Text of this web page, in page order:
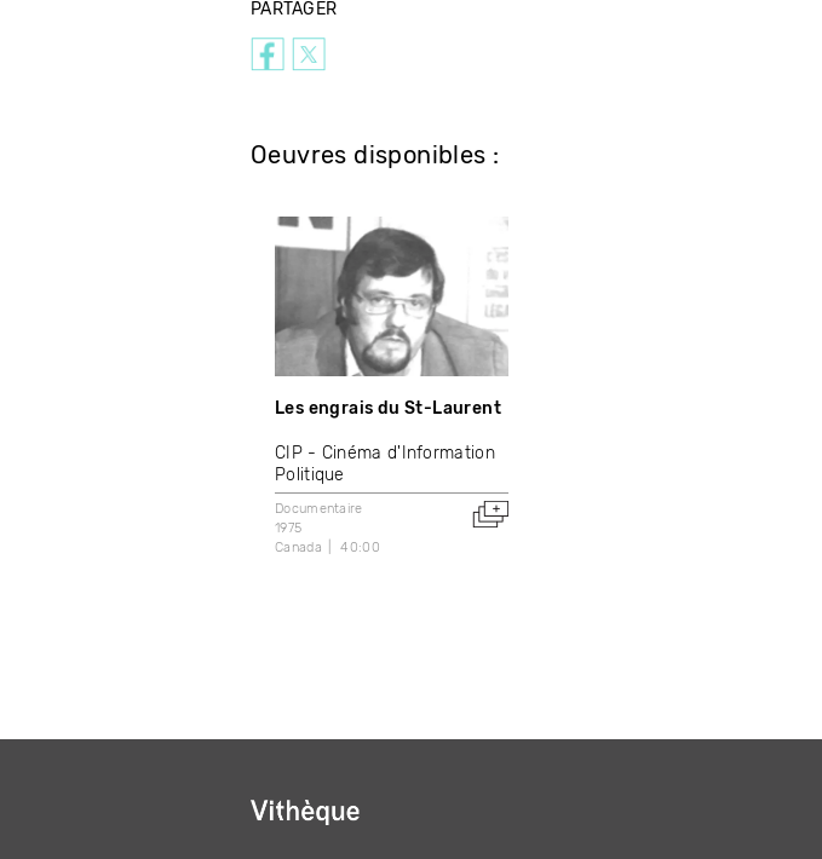
PARTAGER
Oeuvres disponibles :
Les engrais du St-Laurent
CIP - Cinéma d'Information
Politique
Documentaire
1975
Canada
40:00